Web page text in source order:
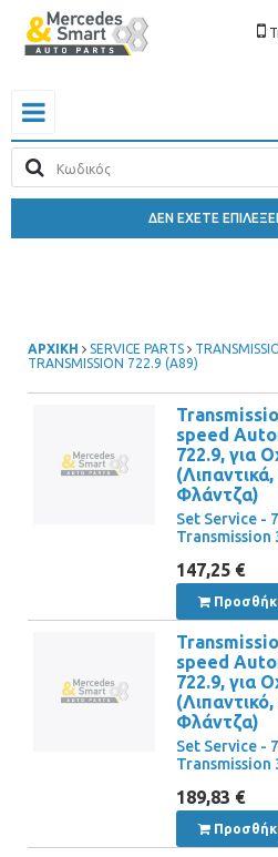
ΔΕΝ ΕΧΕΤΕ
ΑΡΧΙΚΗ SERVICE PARTS
TRANSMISSION 722.9 (A89)
speed
722.9, για
Φλάντζα)
Set Service -
Transmission
147,25 €
speed
722.9, για
Φλάντζα)
Set Service -
Transmission
189,83 €